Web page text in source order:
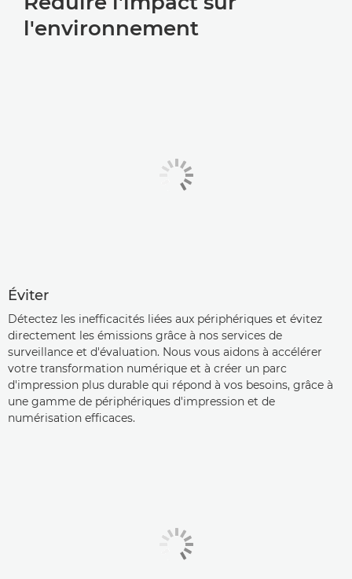
VIDÉOS
l'environnement
Éviter
Détectez les inefficacités liées aux périphériques et évitez
directement les émissions grâce à nos services de
surveillance et d'évaluation. Nous vous aidons à accélérer
votre transformation numérique et à créer un parc
d'impression plus durable qui répond à vos besoins, grâce à
une gamme de périphériques d'impression et de
numérisation efficaces.